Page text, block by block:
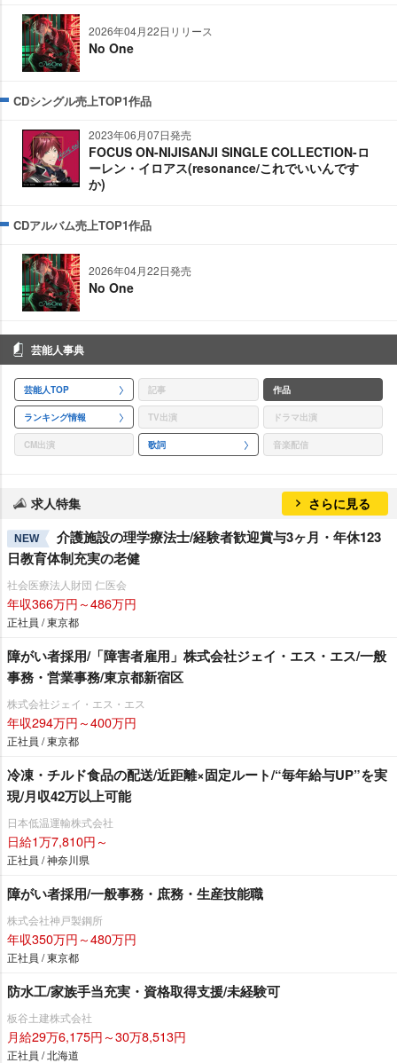
2026年04月22日リリース
No One
CDシングル売上TOP1作品
2023年06月07日発売
FOCUS ON-NIJISANJI SINGLE COLLECTION-ロ
ーレン・イロアス(resonance/これでいいんです
か)
CDアルバム売上TOP1作品
2026年04月22日発売
No One
芸能人事典
芸能人TOP 記事 作品
ランキング情報 TV出演 ドラマ出演
CM出演 歌詞 音楽配信
求人特集 さらに見る
NEW
介護施設の理学療法士/経験者歓迎賞与3ヶ月・年休123
日教育体制充実の老健
社会医療法人財団 仁医会
年収366万円～486万円
正社員 / 東京都
障がい者採用/「障害者雇用」株式会社ジェイ・エス・エス/一般
事務・営業事務/東京都新宿区
株式会社ジェイ・エス・エス
年収294万円～400万円
正社員 / 東京都
冷凍・チルド食品の配送/近距離×固定ルート/“毎年給与UP”を実
現/月収42万以上可能
日本低温運輸株式会社
日給1万7,810円～
正社員 / 神奈川県
障がい者採用/一般事務・庶務・生産技能職
株式会社神戸製鋼所
年収350万円～480万円
正社員 / 東京都
防水工/家族手当充実・資格取得支援/未経験可
板谷土建株式会社
月給29万6,175円～30万8,513円
正社員 / 北海道